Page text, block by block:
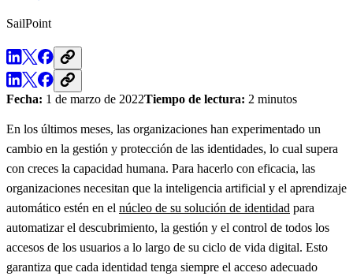
SailPoint
Fecha: 1 de marzo de 2022Tiempo de lectura: 2 minutos
En los últimos meses, las organizaciones han experimentado un
cambio en la gestión y protección de las identidades, lo cual supera
con creces la capacidad humana. Para hacerlo con eficacia, las
organizaciones necesitan que la inteligencia artificial y el aprendizaje
automático estén en el núcleo de su solución de identidad para
automatizar el descubrimiento, la gestión y el control de todos los
accesos de los usuarios a lo largo de su ciclo de vida digital. Esto
garantiza que cada identidad tenga siempre el acceso adecuado